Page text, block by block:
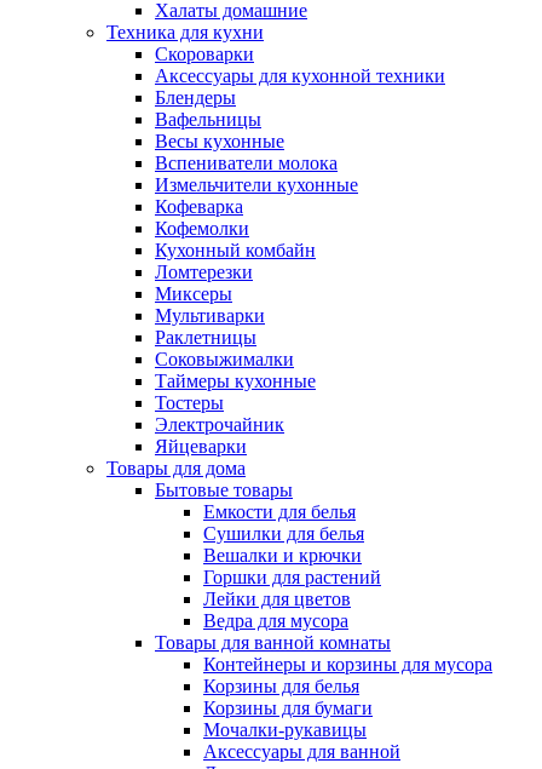
Халаты домашние
Техника для кухни
Скороварки
Аксессуары для кухонной техники
Блендеры
Вафельницы
Весы кухонные
Вспениватели молока
Измельчители кухонные
Кофеварка
Кофемолки
Кухонный комбайн
Ломтерезки
Миксеры
Мультиварки
Раклетницы
Соковыжималки
Таймеры кухонные
Тостеры
Электрочайник
Яйцеварки
Товары для дома
Бытовые товары
Емкости для белья
Сушилки для белья
Вешалки и крючки
Горшки для растений
Лейки для цветов
Ведра для мусора
Товары для ванной комнаты
Контейнеры и корзины для мусора
Корзины для белья
Корзины для бумаги
Мочалки-рукавицы
Аксессуары для ванной